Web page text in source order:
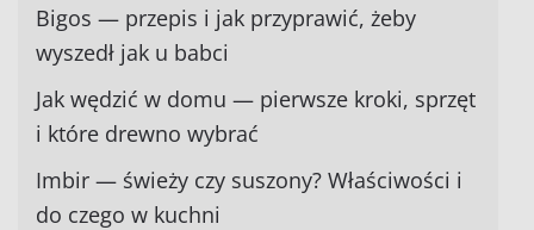
Bigos — przepis i jak przyprawić, żeby
wyszedł jak u babci
Jak wędzić w domu — pierwsze kroki, sprzęt
i które drewno wybrać
Imbir — świeży czy suszony? Właściwości i
do czego w kuchni